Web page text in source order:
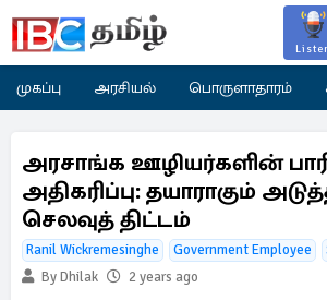
முகப்பு அரசியல் பொருளாதாரம்
அரசாங்க ஊழியர்களின்
அதிகரிப்பு: தயாராகும்
செலவுத் திட்டம்
Ranil Wickremesinghe Government Employee
By Dhilak
2 years ago